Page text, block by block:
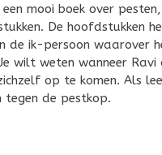
mooi boek over
De hoofdstukken
de ik-persoon waarover
wilt weten wanneer
op te komen. Als
tegen de pestkop.